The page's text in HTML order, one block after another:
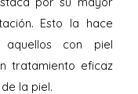
Esto la hace
aquellos con piel
tratamiento eficaz
la piel.